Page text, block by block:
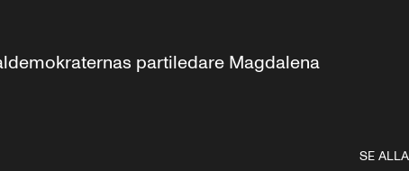
partiledare Magdalena
SE ALLA